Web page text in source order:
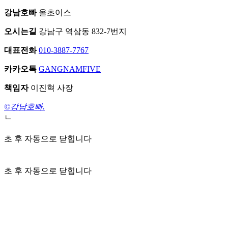
강남호빠 올초이스
오시는길 강남구 역삼동 832-7번지
대표전화 010-3887-7767
카카오톡 GANGNAMFIVE
책임자 이진혁 사장
©강남호빠.
ㄴ
초 후 자동으로 닫힙니다
초 후 자동으로 닫힙니다